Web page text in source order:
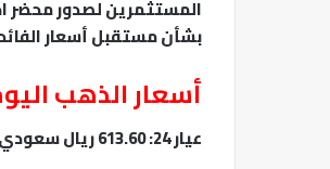
المستثمرين لصدور محضر
بشأن مستقبل أسعار
أسعار الذهب
عيار 24: 613.60 ريال سعودي